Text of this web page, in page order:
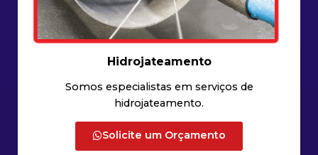
Hidrojateamento
Somos especialistas em serviços de
hidrojateamento.
Solicite um Orçamento